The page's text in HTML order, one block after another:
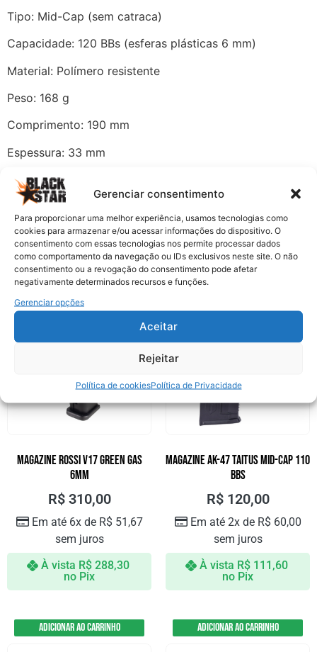
Gerenciar consentimento
Para proporcionar uma melhor experiência, usamos tecnologias como
cookies para armazenar e/ou acessar informações do dispositivo. O
consentimento com essas tecnologias nos permite processar dados
como comportamento da navegação ou IDs exclusivos neste site. O não
consentimento ou a revogação do consentimento pode afetar
negativamente determinados recursos e funções.
Gerenciar opções
Aceitar
Rejeitar
Política de cookiesPolítica de Privacidade
Tipo: Mid-Cap (sem catraca)
Capacidade: 120 BBs (esferas plásticas 6 mm)
Material: Polímero resistente
Peso: 168 g
Comprimento: 190 mm
Espessura: 33 mm
Cor: Preto fosco tático
Compatibilidade: Rifles Airsoft M4 padrão AEG (Rossi,
Cyma, G&G, entre outros)
Outros produtos que você pode gostar
MAGAZINE ROSSI V17 GREEN GAS
6MM
R$310,00
Em até 6x de R$ 51,67
sem juros
À vista R$288,30
no Pix
Adicionar ao carrinho
MAGAZINE AK-47 TAITUS MID-CAP 110
BBS
R$120,00
Em até 2x de R$ 60,00
sem juros
À vista R$111,60
no Pix
Adicionar ao carrinho